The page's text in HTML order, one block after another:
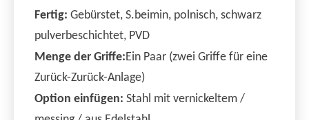
Fertig: Gebürstet, S.beimin, polnisch, schwarz
pulverbeschichtet, PVD
Menge der Griffe:Ein Paar (zwei Griffe für eine
Zurück-Zurück-Anlage)
Option einfügen: Stahl mit vernickeltem /